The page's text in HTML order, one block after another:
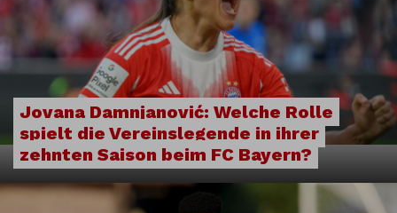
Jovana Damnjanović: Welche Rolle
spielt die Vereinslegende in ihrer
zehnten Saison beim FC Bayern?